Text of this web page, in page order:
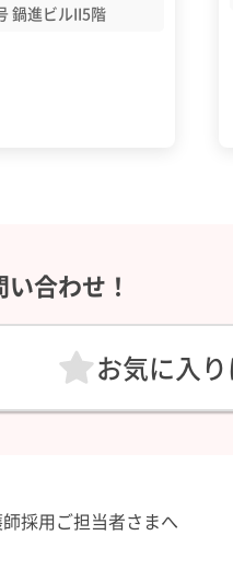
鍋進ビルII5階
合わせ！
お気に入
採用ご担当者さまへ